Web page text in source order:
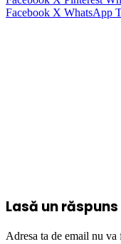
Facebook X WhatsApp
Lasă un răspuns
Adresa ta de email nu va